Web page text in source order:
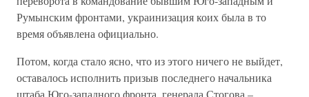
Румынским фронтами, украинизация коих была в то
время объявлена официально.
Потом, когда стало ясно, что из этого ничего не выйдет,
оставалось исполнить призыв последнего начальника
штаба Юго-западного фронта, генерала Стогова –